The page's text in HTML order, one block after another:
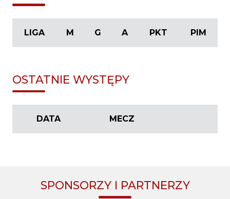
LIGA M G A PKT PIM
OSTATNIE WYSTĘPY
DATA MECZ
SPONSORZY I PARTNERZY